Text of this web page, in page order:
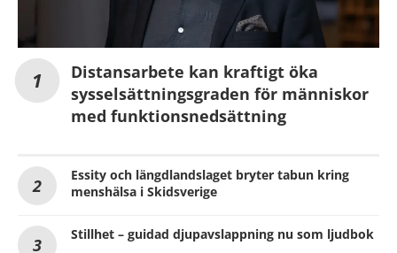
Distansarbete kan kraftigt öka
sysselsättningsgraden för människor
med funktionsnedsättning
Essity och längdlandslaget bryter tabun kring
menshälsa i Skidsverige
Stillhet – guidad djupavslappning nu som ljudbok